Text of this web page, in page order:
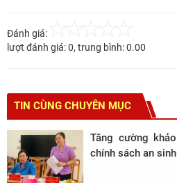
Đánh giá:
lượt đánh giá:0, trung bình:0.00
TIN CÙNG CHUYÊN MỤC
Tăng cường
chính sách an